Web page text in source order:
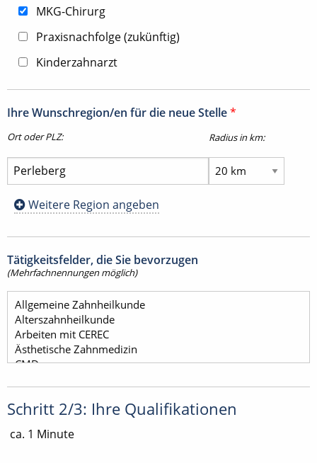
MKG-Chirurg
Praxisnachfolge (zukünftig)
Kinderzahnarzt
Ihre Wunschregion/en für die neue Stelle*
Ort oder PLZ: Radius in km:
Weitere Region angeben
Tätigkeitsfelder, die Sie bevorzugen
(Mehrfachnennungen möglich)
Schritt 2/3: Ihre Qualifikationen
ca. 1 Minute